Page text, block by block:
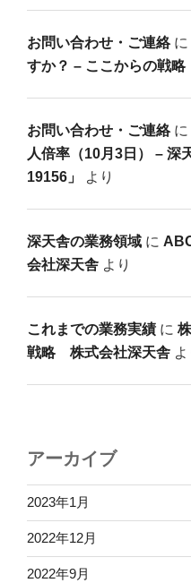
お問い合わせ・ご連絡に
すか？ – ここからの戦
お問い合わせ・ご連絡に
人倍率（10月3日） – 深
19156」
より
深天舎の業務領域 に
会社深天舎 より
これまでの業務実績 に
戦略 株式会社深天舎 よ
アーカイブ
2023年1月
2022年12月
2022年9月